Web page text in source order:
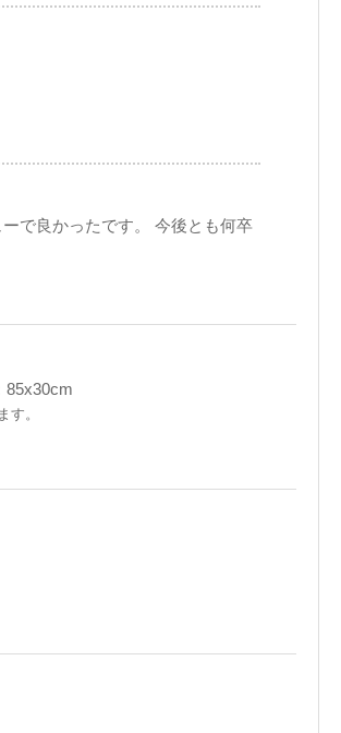
で良かったです。 今後とも何卒
85x30cm
す。